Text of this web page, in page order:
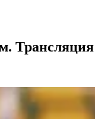
Трансляция